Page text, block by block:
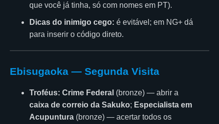
que você já tinha, só com nomes em PT).
Dicas do inimigo cego: é evitável; em NG+ dá
para inserir o código direto.
Ebisugaoka — Segunda Visita
Troféus: Crime Federal (bronze) — abrir a
caixa de correio da Sakuko; Especialista em
Acupuntura (bronze) — acertar todos os